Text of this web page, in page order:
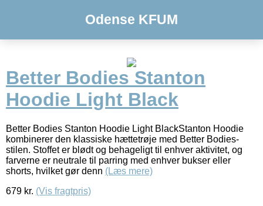
Odense KFUM
Better Bodies Stanton
Hoodie Light Black
Better Bodies Stanton Hoodie Light BlackStanton Hoodie
kombinerer den klassiske hættetrøje med Better Bodies-
stilen. Stoffet er blødt og behageligt til enhver aktivitet, og
farverne er neutrale til parring med enhver bukser eller
shorts, hvilket gør denn (Læs mere)
679 kr. (Vis fragtpris)